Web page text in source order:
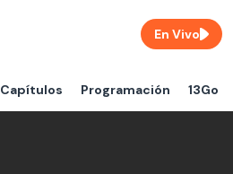
Capítulos Programación 13Go
En Vivo